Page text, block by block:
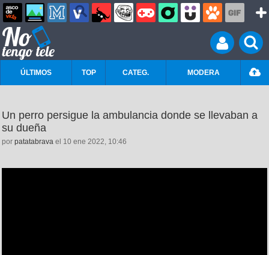
ÚLTIMOS TOP CATEG. MODERA
Un perro persigue la ambulancia donde se llevaban a
su dueña
por patatabrava el 10 ene 2022, 10:46